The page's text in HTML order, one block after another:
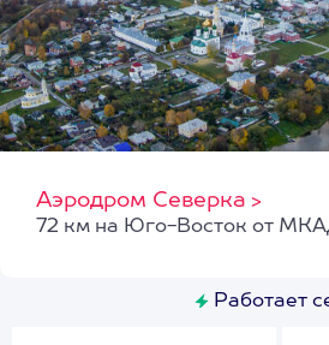
Аэродром Северка >
72 км на Юго-Восток от
Работает